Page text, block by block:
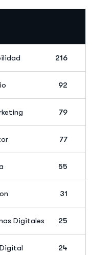
216
92
79
77
55
31
Digitales 25
24